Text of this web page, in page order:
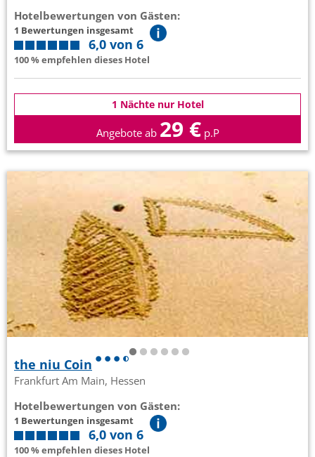
Hotelbewertungen von Gästen:
1 Bewertungen insgesamt
6,0 von 6
100 % empfehlen dieses Hotel
1 Nächte nur Hotel
Angebote ab 29 € p.P
the niu Coin
Frankfurt Am Main, Hessen
Hotelbewertungen von Gästen:
1 Bewertungen insgesamt
6,0 von 6
100 % empfehlen dieses Hotel